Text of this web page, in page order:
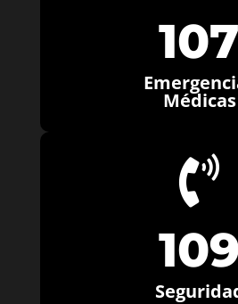
107
Médicas

109